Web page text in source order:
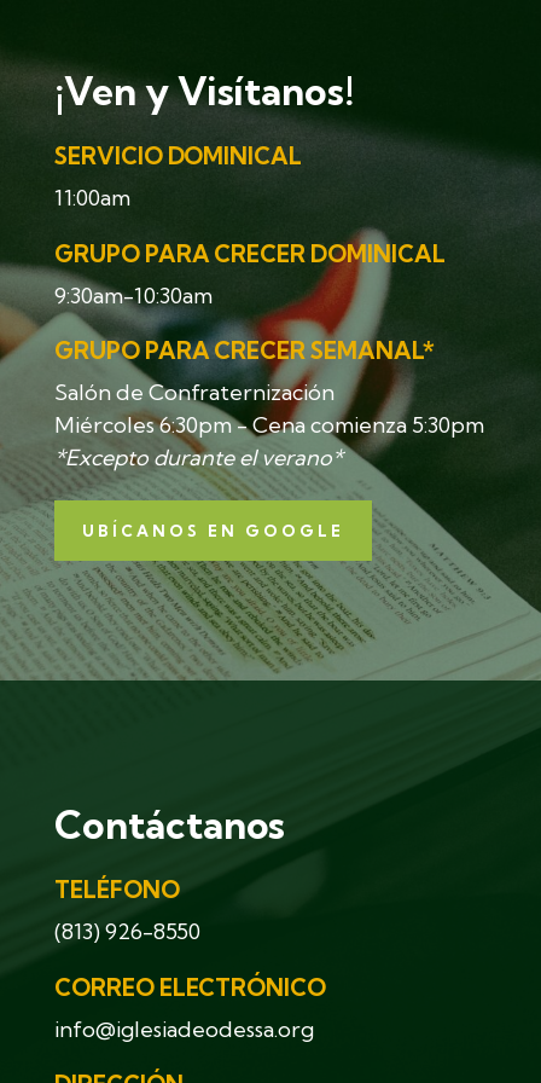
¡Ven y Visítanos!
SERVICIO DOMINICAL
11:00am
GRUPO PARA CRECER DOMINICAL
9:30am-10:30am
GRUPO PARA CRECER SEMANAL*
Salón de Confraternización
Miércoles 6:30pm - Cena comienza 5:30pm
*Excepto durante el verano*
UBÍCANOS EN GOOGLE
Contáctanos
TELÉFONO
(813) 926-8550
CORREO ELECTRÓNICO
info@iglesiadeodessa.org